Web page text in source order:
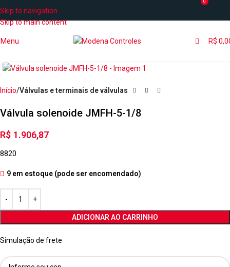
Skip to navigation
Skip to main content
Menu
0
R$
Início Válvulas e terminais de válvulas
Válvula solenoide JMFH-5-1/8
R$ 1.906,87
8820
9 em estoque (pode ser encomendado)
ADICIONAR AO CARRINHO
Simulação de frete